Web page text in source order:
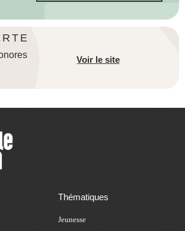
Voir le site
Thématiques
Jeunesse